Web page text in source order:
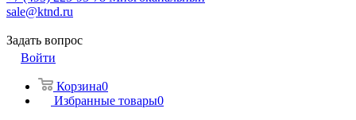
sale@ktnd.ru
Задать вопрос
Войти
Корзина0
Избранные товары0